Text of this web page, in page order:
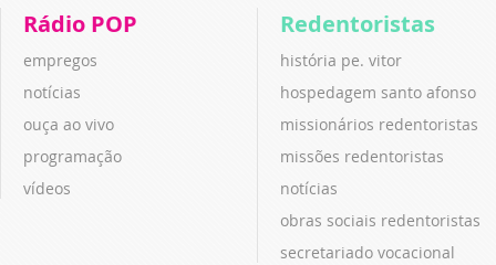
Rádio POP
empregos
notícias
ouça ao vivo
programação
vídeos
Redentoristas
história pe. vitor
hospedagem santo afonso
missionários redentoristas
missões redentoristas
notícias
obras sociais redentoristas
secretariado vocacional